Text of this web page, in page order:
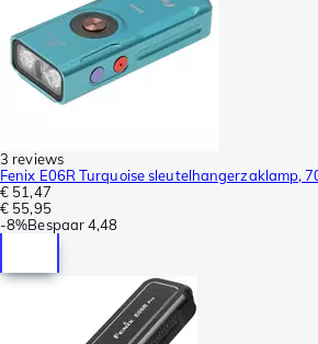
3 reviews
Fenix E06R Turquoise sleutelhangerzaklamp,
€ 51,47
€ 55,95
-8%Bespaar4,48